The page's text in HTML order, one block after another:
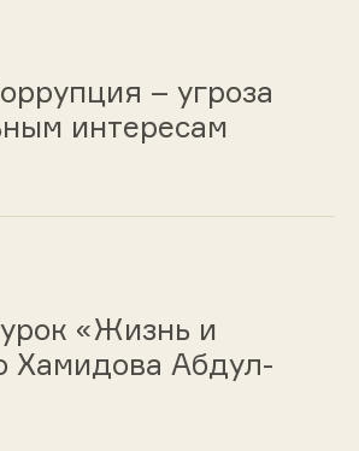
– угроза
интересам
«Жизнь и
Хамидова Абдул-